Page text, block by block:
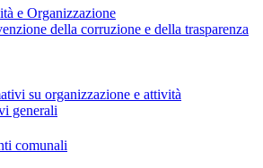
e Organizzazione
della corruzione e della trasparenza
su organizzazione e attività
generali
comunali